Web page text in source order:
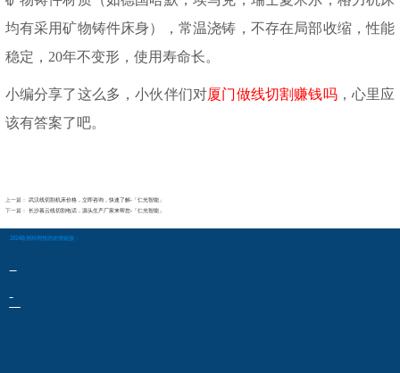
均有采用矿物铸件床身），常温浇铸，不存在局部收缩，性能
稳定， 20年不变形，使用寿命长。
小编分享了这么多，小伙伴们对厦门做线切割赚钱吗，心里应
该有答案了吧。
上一篇： 武汉线切割机床价格，立即咨询，快速了解-「仁光智能」
下一篇： 长沙暮云线切割电话，源头生产厂家来帮您-「仁光智能」
2024欧洲杯网投的友情链接：